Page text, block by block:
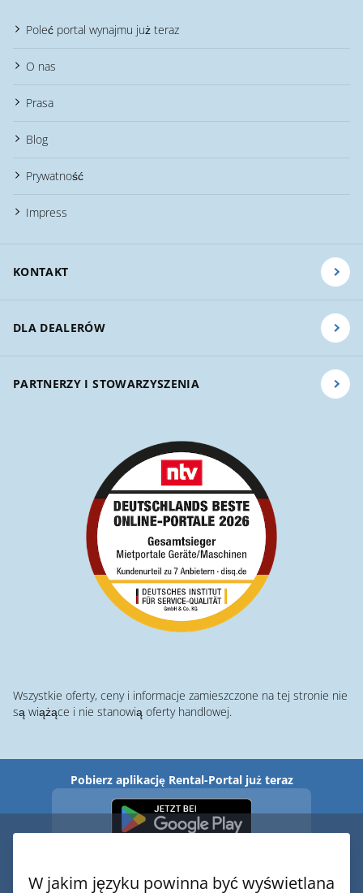
Poleć portal wynajmu już teraz
O nas
Prasa
Blog
Prywatność
Impress
KONTAKT
DLA DEALERÓW
PARTNERZY I STOWARZYSZENIA
Wszystkie oferty, ceny i informacje zamieszczone na tej stronie nie
są wiążące i nie stanowią oferty handlowej.
Pobierz aplikację Rental-Portal już teraz
W jakim języku powinna być wyświetlana